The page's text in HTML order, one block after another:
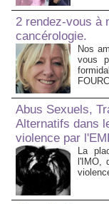
2 rendez-vous à
cancérologie.
Nos
vous
Abus Sexuels,
Alternatifs dans
violence par
La
l'IMO,